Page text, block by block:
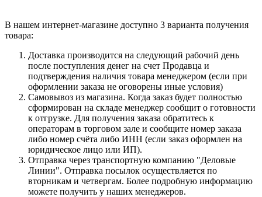
В нашем интернет-магазине доступно 3 варианта получения
товара:
Доставка производится на следующий рабочий день
после поступления денег на счет Продавца и
подтверждения наличия товара менеджером (если при
оформлении заказа не оговорены иные условия)
Самовывоз из магазина. Когда заказ будет полностью
сформирован на складе менеджер сообщит о готовности
к отгрузке. Для получения заказа обратитесь к
операторам в торговом зале и сообщите номер заказа
либо номер счёта либо ИНН (если заказ оформлен на
юридическое лицо или ИП).
Отправка через транспортную компанию "Деловые
Линии". Отправка посылок осуществляется по
вторникам и четвергам. Более подробную информацию
можете получить у наших менеджеров.